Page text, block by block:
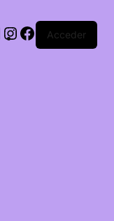
Acceder